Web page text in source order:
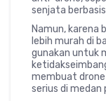
senjata
Namun, karena
lebih murah di
gunakan untuk
membuat
serius di medan